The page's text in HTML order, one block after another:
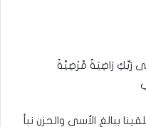
رَبِّكِ رَاضِيَةً مَّرْضِيَّةً
ببالغ الأسى والحزن نبأ